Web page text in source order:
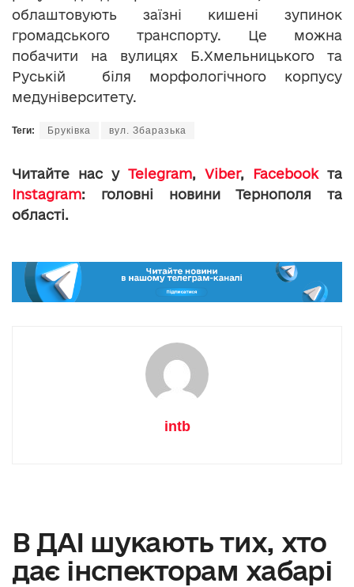
облаштовують заїзні кишені зупинок
громадського транспорту. Це можна
побачити на вулицях Б.Хмельницького та
Руській біля морфологічного корпусу
медуніверситету.
Теги: Бруківка вул. Збаразька
Читайте нас у Telegram, Viber, Facebookта
Instagram: головні новини Тернополя та
області.
intb
В ДАІ шукають тих, хто
дає інспекторам хабарі